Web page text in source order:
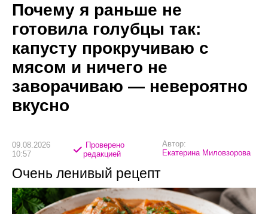
Почему я раньше не
готовила голубцы так:
капусту прокручиваю с
мясом и ничего не
заворачиваю — невероятно
вкусно
09.08.2026
10:57
Проверено
редакцией
Автор:
Екатерина Миловзорова
Очень ленивый рецепт